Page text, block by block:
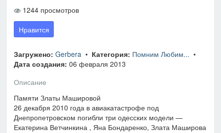
1244 просмотров
Нравится
Загружено: Gerbera • Категория: Помним Любим... •
Дата создания: 06 февраля 2013
Описание
Памяти Златы Машировой
26 декабря 2010 года в авиакатастрофе под
Днепропетровском погибли три одесских модели —
Екатерина Ветчинкина , Яна Бондаренко, Злата Маширова